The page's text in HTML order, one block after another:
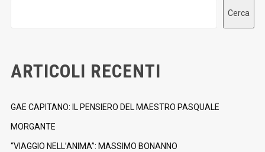
Cerca
ARTICOLI RECENTI
GAE CAPITANO: IL PENSIERO DEL MAESTRO PASQUALE
MORGANTE
“VIAGGIO NELL’ANIMA”: MASSIMO BONANNO